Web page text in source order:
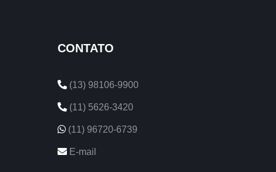
CONTATO
(13) 98106-9900
(11) 5626-3420
(11) 96720-6739
E-mail